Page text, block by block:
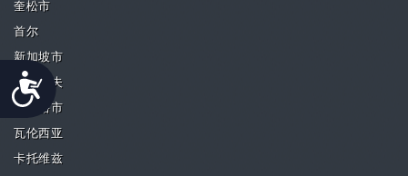
Accessibility
奎松市
首尔
新加坡市
特拉维夫
帕西格市
瓦伦西亚
卡托维兹